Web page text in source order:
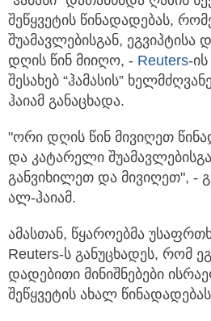
შეწყვეტის წინადადებას,
შუამავლებისგან, ეგვიპტისა
დღის წინ მიიღო, - Reuters-
შესახებ “ჰამასის”
ჰაიამ განაცხადა.
"ორი დღის წინ მივიღეთ
და კატარელი
განვიხილეთ და მივიღეთ", -
ალ-ჰაიამ.
ამასთან, წყაროებმა
Reuters-ს განუცხადეს, რომ
დადებითი მინიშნებები
შეწყვეტის ახალ